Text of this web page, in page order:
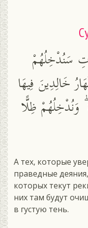
سَنُدْخِلُهُمْ
خَالِدِينَ فِيهَا
وَنُدْخِلُهُمْ ظِلًّا
А тех, которые
праведные
которых текут
них там будут
в густую тень.